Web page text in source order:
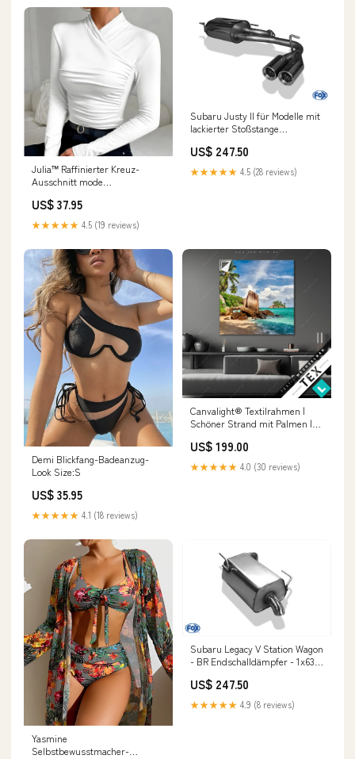
Julia™ Raffinierter Kreuz-
Ausschnitt mode
US$ 37.95
★★★★★ 4.5 (19 reviews)
Subaru Justy II für Modelle mit
lackierter Stoßstange
Typ 13 Fox Lexus RX XU1 - Bj.
00-03
US$ 247.50
★★★★★ 4.5 (28 reviews)
Demi Blickfang-Badeanzug-
Look Size:S
US$ 35.95
★★★★★ 4.1 (18 reviews)
Canvalight® Textilrahmen |
Schöner Strand mit Palmen |
US$ 199.00
★★★★★ 4.0 (30 reviews)
Yasmine
Selbstbewusstmacher-
Subaru Legacy V Station Wagon
- BR Endschalldämpfer - 1x63
US$ 247.50
★★★★★ 4.9 (8 reviews)